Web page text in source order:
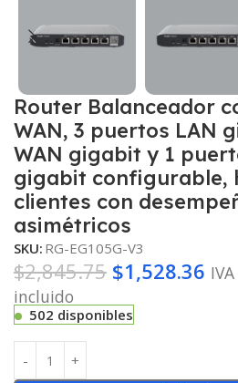
Router Balanceador
WAN, 3 puertos LAN
WAN gigabit y 1
gigabit configurable,
clientes con
asimétricos
SKU: RG-EG105G-V3
$2,845.75 $1,528.36 IVA
incluido
502 disponibles